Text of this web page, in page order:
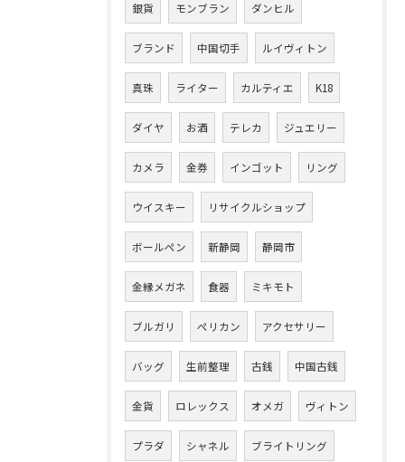
銀貨 モンブラン ダンヒル
ブランド 中国切手 ルイヴィトン
真珠 ライター カルティエ K18
ダイヤ お酒 テレカ ジュエリー
カメラ 金券 インゴット リング
ウイスキー リサイクルショップ
ボールペン 新静岡 静岡市
金縁メガネ 食器 ミキモト
ブルガリ ペリカン アクセサリー
バッグ 生前整理 古銭 中国古銭
金貨 ロレックス オメガ ヴィトン
プラダ シャネル ブライトリング